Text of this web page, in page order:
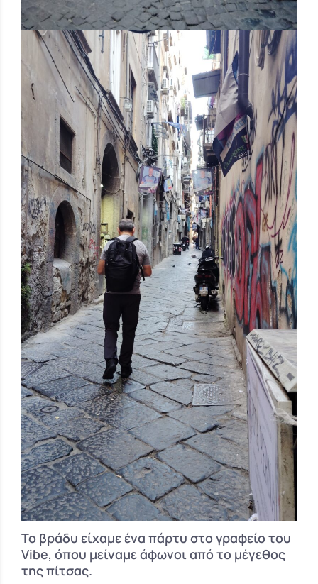
Το βράδυ είχαμε ένα πάρτυ στο γραφείο του
Vibe, όπου μείναμε άφωνοι από το μέγεθος
της πίτσας.